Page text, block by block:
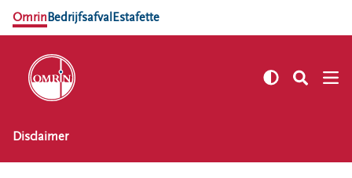
OmrinBedrijfsafval Estafette
NL EN
Disclaimer